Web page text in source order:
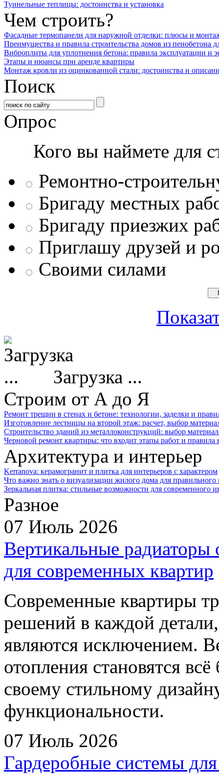
Туннельные теплицы: достоинства и установка
Чем строить?
Фасадные термопанели для наружной отделки: плюсы и
Преимущества и правила строительства домов из пенобетона
Виброплиты для уплотнения бетона: правила эксплуатации и
Этапы и нюансы при аренде квартиры
Монтаж кровли из оцинкованной стали: достоинства и
Поиск
Опрос
Кого вы наймете для
Ремонтно-
Бригаду местных
Бригаду приезжих
Приглашу друзей и
Своими силами
Загрузка ...
Строим от А до Я
Ремонт трещин в стенах и бетоне: технологии, заделки и
Изготовление лестницы на второй этаж: расчет, выбор
Строительство зданий из металлоконструкций: выбор
Черновой ремонт квартиры: что входит этапы работ и
Архитектура и интерьер
Kerranova: керамогранит и плитка для интерьеров с характером
Что важно знать о визуализации жилого дома для
Зеркальная плитка: стильные возможности для современного
Разное
07 Июль 2026
Вертикальные
для современных квартир
Современные квартиры
решений в каждой
являются исключением.
отопления становятся
своему стильному
функциональности.
07 Июль 2026
Гардеробные системы